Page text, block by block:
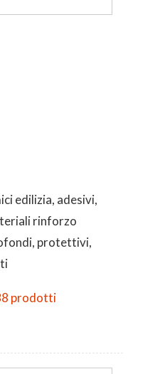
edilizia, adesivi,
rinforzo
protettivi,
prodotti